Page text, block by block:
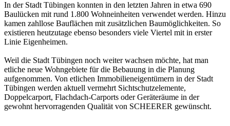
In der Stadt Tübingen konnten in den letzten Jahren in etwa 690
Baulücken mit rund 1.800 Wohneinheiten verwendet werden. Hinzu
kamen zahllose Bauflächen mit zusätzlichen Baumöglichkeiten. So
existieren heutzutage ebenso besonders viele Viertel mit in erster
Linie Eigenheimen.
Weil die Stadt Tübingen noch weiter wachsen möchte, hat man
etliche neue Wohngebiete für die Bebauung in die Planung
aufgenommen. Von etlichen Immobilieneigentümern in der Stadt
Tübingen werden aktuell vermehrt Sichtschutzelemente,
Doppelcarport, Flachdach-Carports oder Geräteräume in der
gewohnt hervorragenden Qualität von SCHEERER gewünscht.